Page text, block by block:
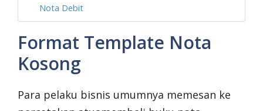
Nota Debit
Format Template Nota
Kosong
Para pelaku bisnis umumnya memesan ke